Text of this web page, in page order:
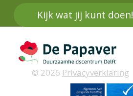
Kijk wat jij kunt doen!
© 2026 Privacyverklaring